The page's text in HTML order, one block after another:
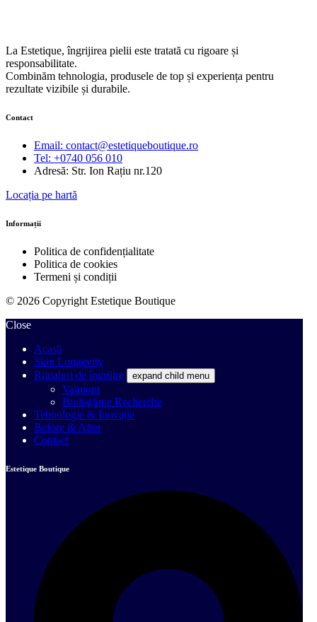
La Estetique, îngrijirea pielii este tratată cu rigoare și
responsabilitate.
Combinăm tehnologia, produsele de top și experiența pentru
rezultate vizibile și durabile.
Contact
Email: contact@estetiqueboutique.ro
Tel: +0740 056 010
Adresă: Str. Ion Rațiu nr.120
Locația pe hartă
Informații
Politica de confidențialitate
Politica de cookies
Termeni și condiții
© 2026 Copyright Estetique Boutique
Close
Acasă
Skin Longevity
Ritualuri de îngrijire
expand child menu
Valmont
Biologique Recherche
Tehnologie & Inovație
Before & After
Contact
Estetique Boutique